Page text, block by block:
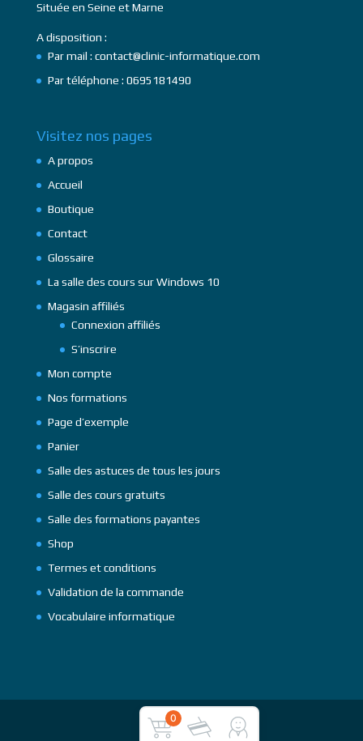
Située en Seine et Marne
A disposition :
Par mail : contact@clinic-informatique.com
Par téléphone : 0695181490
Visitez nos pages
A propos
Accueil
Boutique
Contact
Glossaire
La salle des cours sur Windows 10
Magasin affiliés
Connexion affiliés
S’inscrire
Mon compte
Nos formations
Page d’exemple
Panier
Salle des astuces de tous les jours
Salle des cours gratuits
Salle des formations payantes
Shop
Termes et conditions
Validation de la commande
Vocabulaire informatique
0